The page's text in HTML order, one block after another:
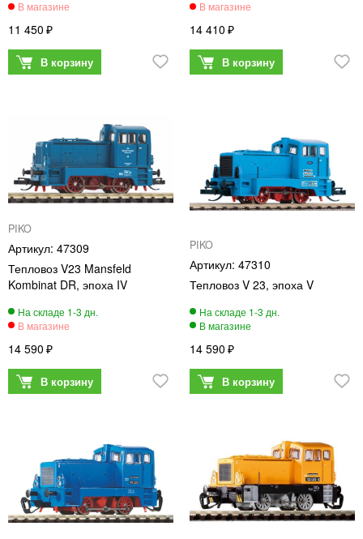
11 450 14 410
PIKO
47309
Тепловоз V23 Mansfeld
Kombinat DR, эпоха IV
14 590
PIKO
47310
Тепловоз V 23, эпоха V
14 590